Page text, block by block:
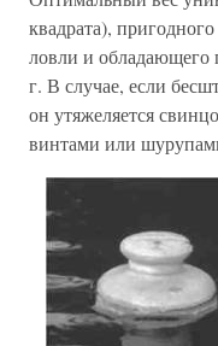
квадрата),
ловли и
г. В случае, если
он утяжеляется
винтами или